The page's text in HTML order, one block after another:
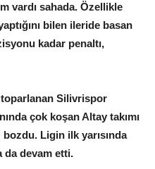
vardı sahada. Özellikle
bilen ileride basan
kadar penaltı,
toparlanan Silivrispor
çok koşan Altay takımı
Ligin ilk yarısında
da devam etti.